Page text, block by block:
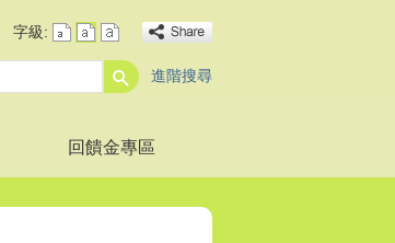
字級:
搜
進階搜尋
回饋金專區